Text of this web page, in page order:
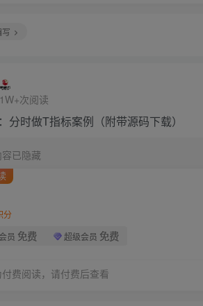
1W+次阅读
分时做T指标案例（附带源码下载）
已隐藏
分
员 免费 超级会员 免费
费阅读，请付费后查看